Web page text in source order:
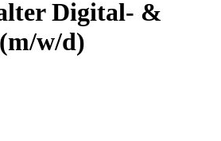
Digital- &
w/d)